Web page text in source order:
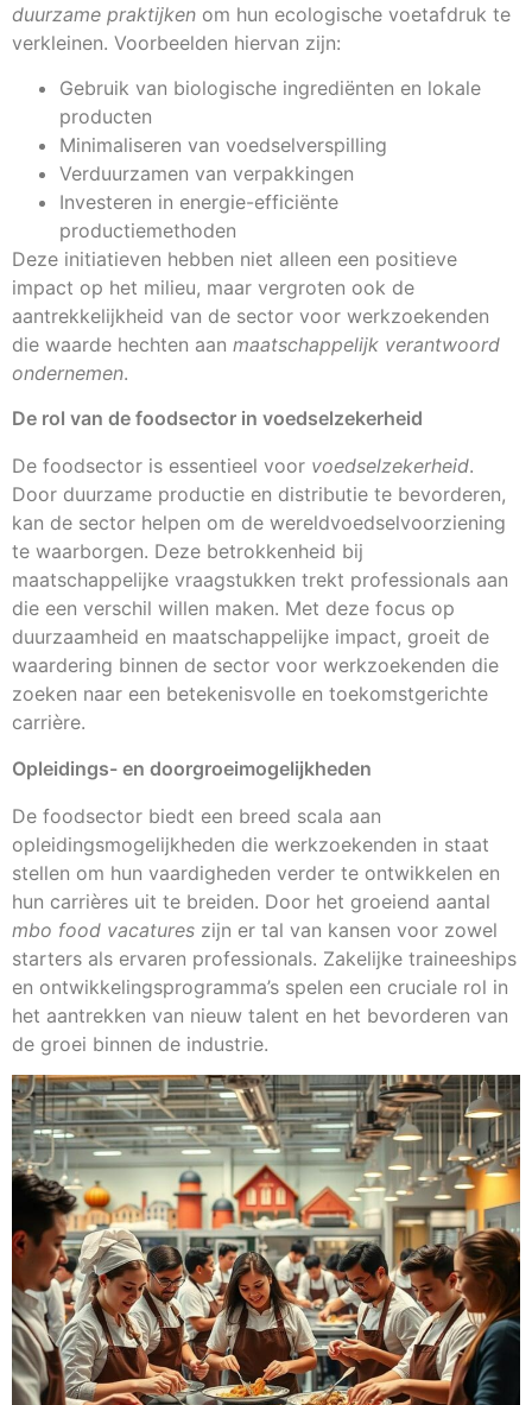
duurzame praktijken om hun ecologische voetafdruk te
verkleinen. Voorbeelden hiervan zijn:
Gebruik van biologische ingrediënten en lokale
producten
Minimaliseren van voedselverspilling
Verduurzamen van verpakkingen
Investeren in energie-efficiënte
productiemethoden
Deze initiatieven hebben niet alleen een positieve
impact op het milieu, maar vergroten ook de
aantrekkelijkheid van de sector voor werkzoekenden
die waarde hechten aan maatschappelijk verantwoord
ondernemen.
De rol van de foodsector in voedselzekerheid
De foodsector is essentieel voor voedselzekerheid.
Door duurzame productie en distributie te bevorderen,
kan de sector helpen om de wereldvoedselvoorziening
te waarborgen. Deze betrokkenheid bij
maatschappelijke vraagstukken trekt professionals aan
die een verschil willen maken. Met deze focus op
duurzaamheid en maatschappelijke impact, groeit de
waardering binnen de sector voor werkzoekenden die
zoeken naar een betekenisvolle en toekomstgerichte
carrière.
Opleidings- en doorgroeimogelijkheden
De foodsector biedt een breed scala aan
opleidingsmogelijkheden die werkzoekenden in staat
stellen om hun vaardigheden verder te ontwikkelen en
hun carrières uit te breiden. Door het groeiend aantal
mbo food vacatures zijn er tal van kansen voor zowel
starters als ervaren professionals. Zakelijke traineeships
en ontwikkelingsprogramma’s spelen een cruciale rol in
het aantrekken van nieuw talent en het bevorderen van
de groei binnen de industrie.